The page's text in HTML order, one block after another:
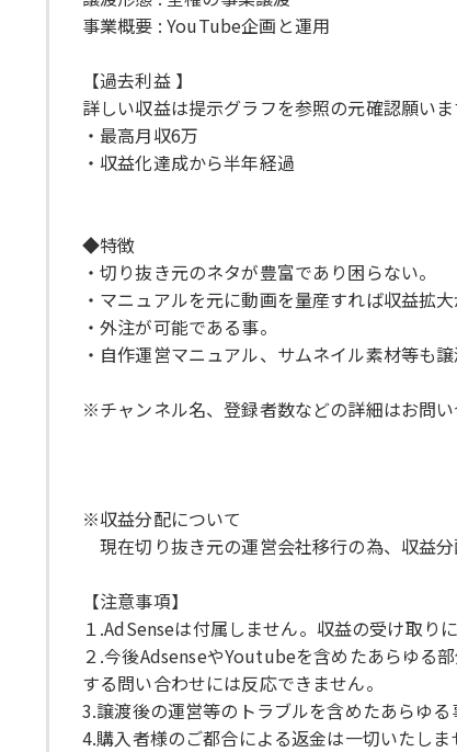
事業概要 : YouTube企画と運用
【過去利益 】
詳しい収益は提示グラフを参照の元確認願いま
・最高月収6万
・収益化達成から半年経過
◆特徴
・切り抜き元のネタが豊富であり困らない。
・マニュアルを元に動画を量産すれば収益拡大
・外注が可能である事。
・自作運営マニュアル、サムネイル素材等も譲
※チャンネル名、登録者数などの詳細はお問い
※収益分配について
現在切り抜き元の運営会社移行の為、収益
【注意事項】
１.AdSenseは付属しません。収益の受け取り
２.今後AdsenseやYoutubeを含めたあらゆる
する問い合わせには反応できません。
3.譲渡後の運営等のトラブルを含めたあらゆ
4.購入者様のご都合による返金は一切いたしま